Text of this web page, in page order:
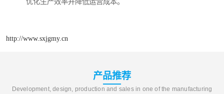
http://www.sxjgmy.cn
产品推荐
Development, design, production and sales in one of the manufacturing